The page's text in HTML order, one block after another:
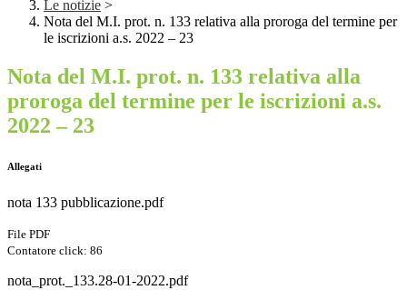
Le notizie >
Nota del M.I. prot. n. 133 relativa alla proroga del termine per
le iscrizioni a.s. 2022 – 23
Nota del M.I. prot. n. 133 relativa alla
proroga del termine per le iscrizioni a.s.
2022 – 23
Allegati
nota 133 pubblicazione.pdf
File PDF
Contatore click: 86
nota_prot._133.28-01-2022.pdf